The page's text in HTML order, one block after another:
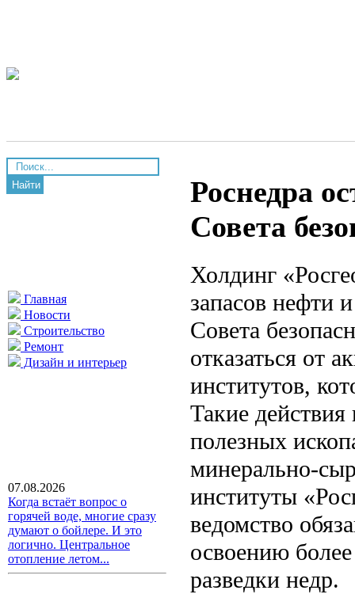
Найти
Главная
Новости
Строительство
Ремонт
Дизайн и интерьер
07.08.2026
Когда встаёт вопрос о
горячей воде, многие сразу
думают о бойлере. И это
логично. Центральное
отопление летом...
Роснедра
Совета
Холдинг
запасов нефти
Совета
отказаться от
институтов,
Такие
полезных
минерально-
институты
ведомство
освоению
разведки недр.